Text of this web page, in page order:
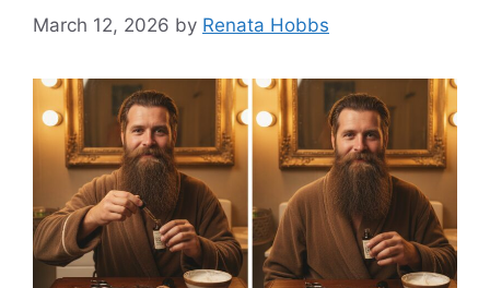
March 12, 2026 by Renata Hobbs